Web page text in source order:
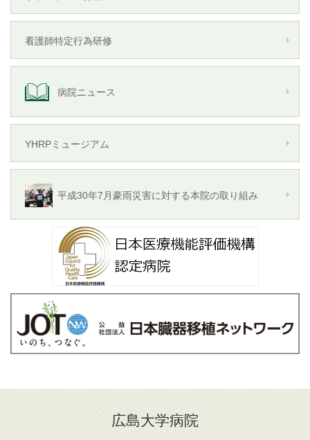
看護師特定行為研修
病院ニュース
YHRPミュージアム
平成30年7月豪雨災害に対する本院の取り組み
広島大学病院